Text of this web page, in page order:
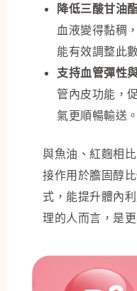
降低三酸甘油
血液變得黏稠
能有效調整此
支持血管彈性
管內皮功能，
氣更順暢輸送。
與魚油、紅麴相
接作用於膽固醇
式，能提升體內
理的人而言，是